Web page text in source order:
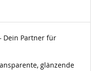
Dein Partner für
glänzende